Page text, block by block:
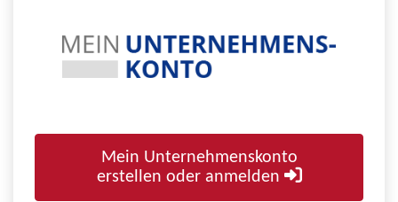
Mein Unternehmenskonto
erstellen oder anmelden